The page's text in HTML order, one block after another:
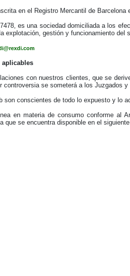
en el Registro Mercantil de Barcelona
es una sociedad domiciliada a los
explotación, gestión y funcionamiento del
con nuestros clientes, que se
controversia se someterá a los Juzgados
son conscientes de todo lo expuesto y lo
en materia de consumo conforme al
que se encuentra disponible en el